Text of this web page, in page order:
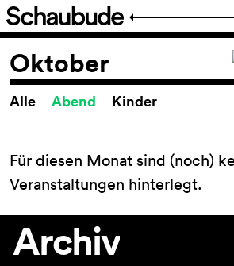
Programm
Spielplan
FIGURE IT OUT
Festival Theater der
Reihen und Projekte
Archiv
Oktober
Alle Abend Kinder
Spielplan
Für diesen Monat sind (noch)
Veranstaltungen hinterlegt.
Archiv